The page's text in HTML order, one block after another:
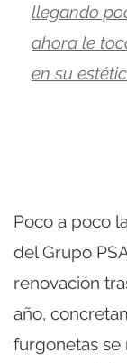
llegando
ahora le
en su
Poco a poco
del Grupo
renovación
año,
furgonetas se